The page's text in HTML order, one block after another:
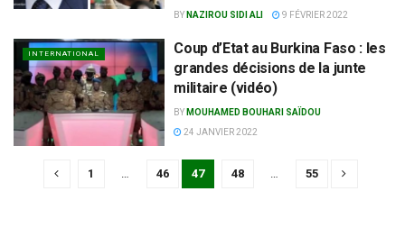
BY NAZIROU SIDI ALI 9 FÉVRIER 2022
INTERNATIONAL
Coup d’Etat au Burkina Faso : les
grandes décisions de la junte
militaire (vidéo)
BY MOUHAMED BOUHARI SAÏDOU
24 JANVIER 2022
1 … 46 47 48 … 55